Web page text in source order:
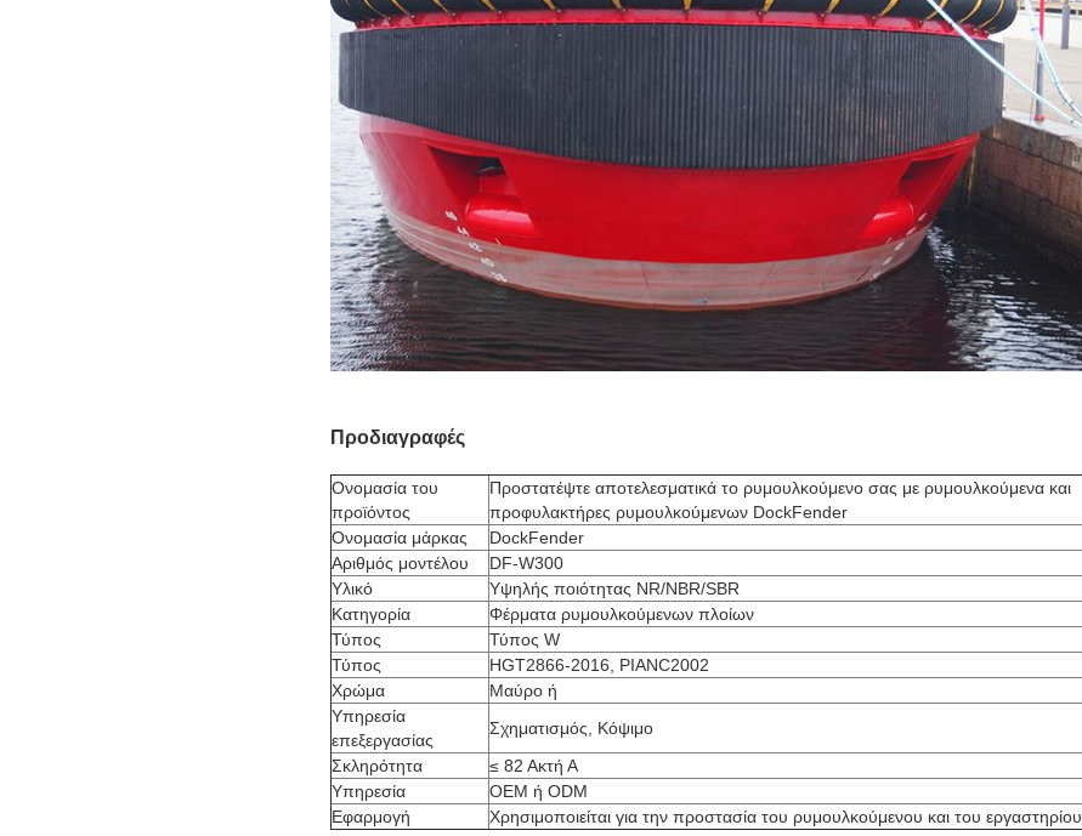
Προδιαγραφές
Ονομασία του
προϊόντος
Προστατέψτε αποτελεσματικά το ρυμουλκούμενο σας με ρυμουλκούμενα και
προφυλακτήρες ρυμουλκούμενων DockFender
Ονομασία μάρκας
DockFender
Αριθμός μοντέλου
DF-W300
Υλικό
Υψηλής ποιότητας NR/NBR/SBR
Κατηγορία
Φέρματα ρυμουλκούμενων πλοίων
Τύπος
Τύπος W
Τύπος
HGT2866-2016, PIANC2002
Χρώμα
Μαύρο ή
Υπηρεσία
επεξεργασίας
Σχηματισμός, Κόψιμο
Σκληρότητα
≤ 82 Ακτή Α
Υπηρεσία
OEM ή ODM
Εφαρμογή
Χρησιμοποιείται για την προστασία του ρυμουλκούμενου και του εργαστηρίου